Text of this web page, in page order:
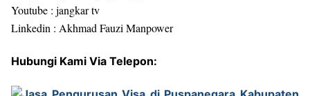
Youtube : jangkar tv
Linkedin : Akhmad Fauzi Manpower
Hubungi Kami Via Telepon: